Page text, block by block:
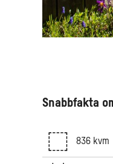
Snabbfakta
836 kvm